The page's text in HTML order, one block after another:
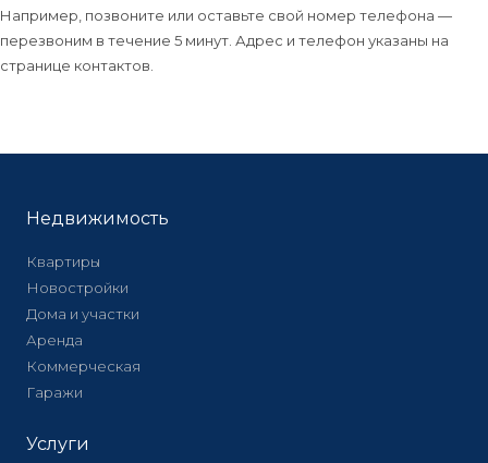
Например, позвоните или оставьте свой номер телефона —
перезвоним в течение 5 минут. Адрес и телефон указаны на
странице контактов.
Недвижимость
Квартиры
Новостройки
Дома и участки
Аренда
Коммерческая
Гаражи
Услуги